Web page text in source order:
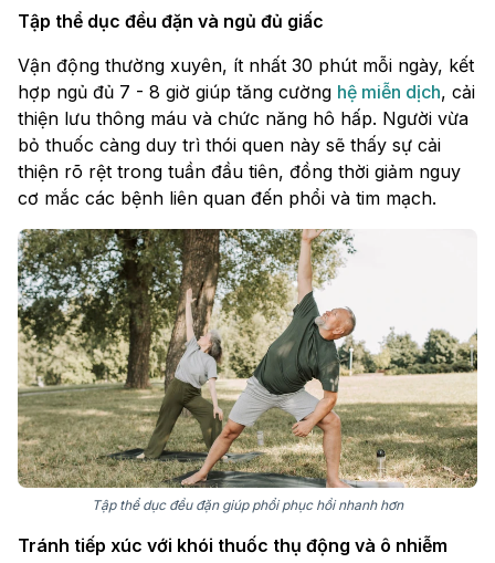
Tập thể dục đều đặn và ngủ đủ giấc
Vận động thường xuyên, ít nhất 30 phút mỗi ngày, kết
hợp ngủ đủ 7 - 8 giờ giúp tăng cường hệ miễn dịch, cải
thiện lưu thông máu và chức năng hô hấp. Người vừa
bỏ thuốc càng duy trì thói quen này sẽ thấy sự cải
thiện rõ rệt trong tuần đầu tiên, đồng thời giảm nguy
cơ mắc các bệnh liên quan đến phổi và tim mạch.
Tập thể dục đều đặn giúp phổi phục hồi nhanh hơn
Tránh tiếp xúc với khói thuốc thụ động và ô nhiễm